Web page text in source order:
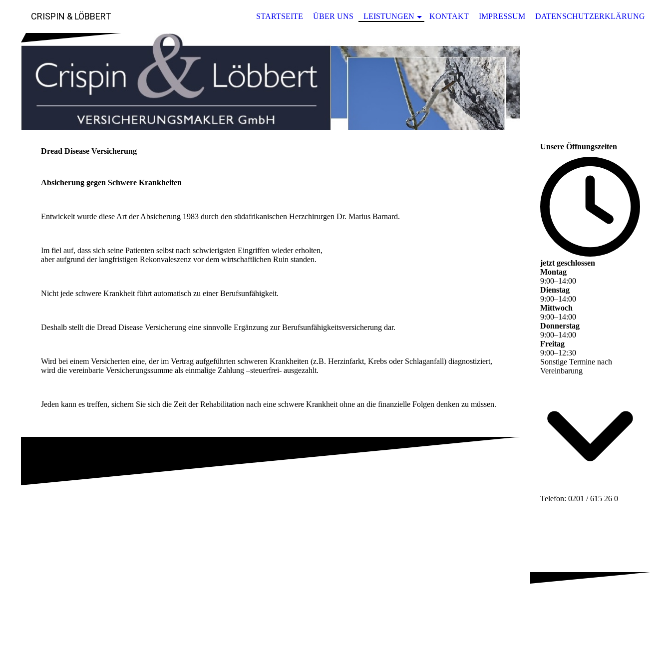
STARTSEITE ÜBER UNS LEISTUNGEN KONTAKT IMPRESSUM DATENSCHUTZERKLÄRUNG
CRISPIN & LÖBBERT
Dread Disease Versicherung
Absicherung gegen Schwere Krankheiten
Entwickelt wurde diese Art der Absicherung 1983 durch den südafrikanischen Herzchirurgen Dr. Marius Barnard.
Im fiel auf, dass sich seine Patienten selbst nach schwierigsten Eingriffen wieder erholten,
aber aufgrund der langfristigen Rekonvaleszenz vor dem wirtschaftlichen Ruin standen.
Nicht jede schwere Krankheit führt automatisch zu einer Berufsunfähigkeit.
Deshalb stellt die Dread Disease Versicherung eine sinnvolle Ergänzung zur Berufsunfähigkeitsversicherung dar.
Wird bei einem Versicherten eine, der im Vertrag aufgeführten schweren Krankheiten (z.B. Herzinfarkt, Krebs oder Schlaganfall) diagnostiziert,
wird die vereinbarte Versicherungssumme als einmalige Zahlung –steuerfrei- ausgezahlt.
Jeden kann es treffen, sichern Sie sich die Zeit der Rehabilitation nach eine schwere Krankheit ohne an die finanzielle Folgen denken zu müssen.
Unsere Öffnungszeiten
jetzt geschlossen
Montag
9:00–14:00
Dienstag
9:00–14:00
Mittwoch
9:00–14:00
Donnerstag
9:00–14:00
Freitag
9:00–12:30
Sonstige Termine nach
Vereinbarung
Telefon: 0201 / 615 26 0